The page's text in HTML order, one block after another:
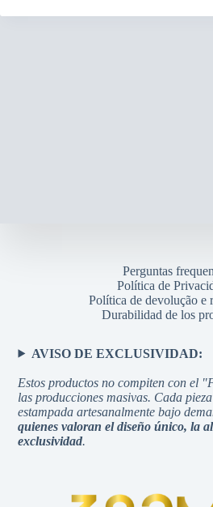
Perguntas
Política de
Política de devolução e
Durabilidad de los
AVISO DE EXCLUSIVIDAD:
Estos productos no compiten con el
las producciones masivas. Cada
estampada artesanalmente bajo
quienes valoran el diseño único, la
exclusividad.